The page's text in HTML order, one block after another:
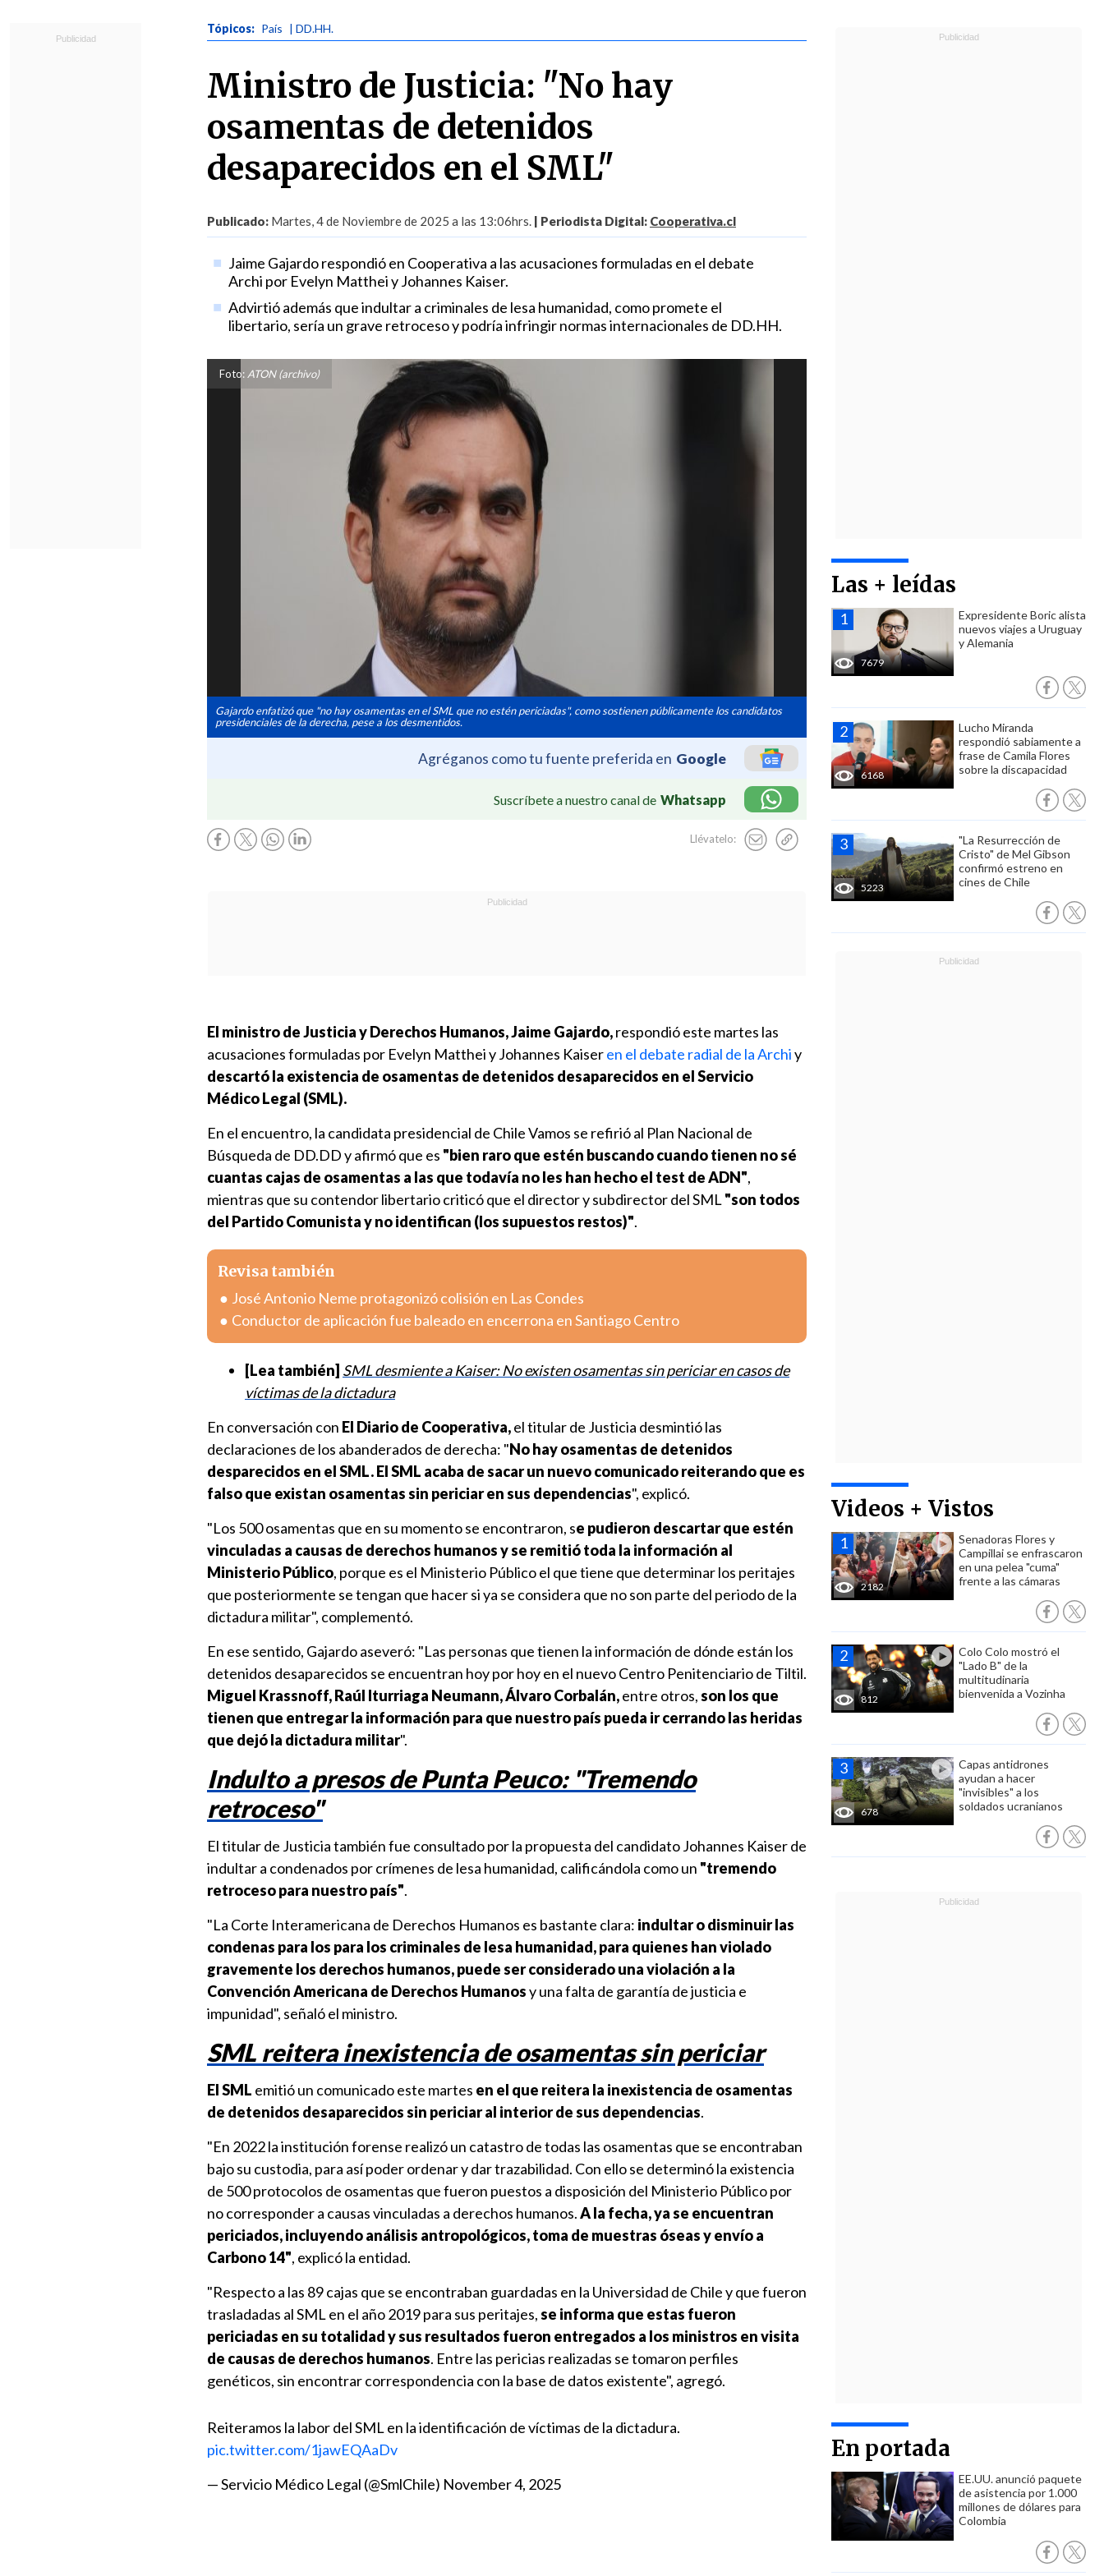
Tópicos: País | DD.HH.
Ministro de Justicia: "No hay
osamentas de detenidos
desaparecidos en el SML"
Publicado: Martes, 4 de Noviembre de 2025 a las 13:06hrs. | Periodista Digital: Cooperativa.cl
Jaime Gajardo respondió en Cooperativa a las acusaciones formuladas en el debate
Archi por Evelyn Matthei y Johannes Kaiser.
Advirtió además que indultar a criminales de lesa humanidad, como promete el
libertario, sería un grave retroceso y podría infringir normas internacionales de DD.HH.
Foto: ATON (archivo)
Gajardo enfatizó que "no hay osamentas en el SML que no estén periciadas", como sostienen públicamente los candidatos
presidenciales de la derecha, pese a los desmentidos.
Agréganos como tu fuente preferida en Google
Suscríbete a nuestro canal de Whatsapp
Llévatelo:
Las + leídas
7679
Expresidente Boric alista
nuevos viajes a Uruguay
y Alemania
6168
Lucho Miranda
respondió sabiamente a
frase de Camila Flores
sobre la discapacidad
5223
"La Resurrección de
Cristo" de Mel Gibson
confirmó estreno en
cines de Chile
Videos + Vistos
2182
Senadoras Flores y
Campillai se enfrascaron
en una pelea "cuma"
frente a las cámaras
812
Colo Colo mostró el
"Lado B" de la
multitudinaria
bienvenida a Vozinha
678
Capas antidrones
ayudan a hacer
"invisibles" a los
soldados ucranianos
En portada
EE.UU. anunció paquete
de asistencia por 1.000
millones de dólares para
Colombia
El ministro de Justicia y Derechos Humanos, Jaime Gajardo,respondió este martes las
acusaciones formuladas por Evelyn Matthei y Johannes Kaiseren el debate radial de la Archiy
descartó la existencia de osamentas de detenidos desaparecidos en el Servicio
Médico Legal (SML).
En el encuentro, la candidata presidencial de Chile Vamos se refirió al Plan Nacional de
Búsqueda de DD.DD y afirmó que es "bien raro que estén buscando cuando tienen no sé
cuantas cajas de osamentas a las que todavía no les han hecho el test de ADN",
mientras que su contendor libertario criticó que el director y subdirector del SML"son todos
del Partido Comunista y no identifican (los supuestos restos)".
Revisa también
José Antonio Neme protagonizó colisión en Las Condes
Conductor de aplicación fue baleado en encerrona en Santiago Centro
[Lea también] SML desmiente a Kaiser: No existen osamentas sin periciar en casos de
víctimas de la dictadura
En conversación con El Diario de Cooperativa,el titular de Justicia desmintió las
declaraciones de los abanderados de derecha: "No hay osamentas de detenidos
desparecidos en el SML.El SML acaba de sacar un nuevo comunicado reiterando que es
falso que existan osamentas sin periciar en sus dependencias", explicó.
"Los 500 osamentas que en su momento se encontraron, se pudieron descartar que estén
vinculadas a causas de derechos humanos y se remitió toda la información al
Ministerio Público, porque es el Ministerio Público el que tiene que determinar los peritajes
que posteriormente se tengan que hacer si ya se considera que no son parte del periodo de la
dictadura militar", complementó.
En ese sentido, Gajardo aseveró: "Las personas que tienen la información de dónde están los
detenidos desaparecidos se encuentran hoy por hoy en el nuevo Centro Penitenciario de Tiltil.
Miguel Krassnoff, Raúl Iturriaga Neumann, Álvaro Corbalán,entre otros,son los que
tienen que entregar la información para que nuestro país pueda ir cerrando las heridas
que dejó la dictadura militar".
Indulto a presos de Punta Peuco: "Tremendo
retroceso"
El titular de Justicia también fue consultado por la propuesta del candidato Johannes Kaiser de
indultar a condenados por crímenes de lesa humanidad, calificándola como un "tremendo
retroceso para nuestro país".
"La Corte Interamericana de Derechos Humanos es bastante clara: indultar o disminuir las
condenas para los para los criminales de lesa humanidad, para quienes han violado
gravemente los derechos humanos, puede ser considerado una violación a la
Convención Americana de Derechos Humanosy una falta de garantía de justicia e
impunidad", señaló el ministro.
SML reitera inexistencia de osamentas sin periciar
El SML emitió un comunicado este martes en el que reitera la inexistencia de osamentas
de detenidos desaparecidos sin periciar al interior de sus dependencias.
"En 2022 la institución forense realizó un catastro de todas las osamentas que se encontraban
bajo su custodia, para así poder ordenar y dar trazabilidad. Con ello se determinó la existencia
de 500 protocolos de osamentas que fueron puestos a disposición del Ministerio Público por
no corresponder a causas vinculadas a derechos humanos.A la fecha, ya se encuentran
periciados, incluyendo análisis antropológicos, toma de muestras óseas y envío a
Carbono 14", explicó la entidad.
"Respecto a las 89 cajas que se encontraban guardadas en la Universidad de Chile y que fueron
trasladadas al SML en el año 2019 para sus peritajes,se informa que estas fueron
periciadas en su totalidad y sus resultados fueron entregados a los ministros en visita
de causas de derechos humanos. Entre las pericias realizadas se tomaron perfiles
genéticos, sin encontrar correspondencia con la base de datos existente", agregó.
Reiteramos la labor del SML en la identificación de víctimas de la dictadura.
pic.twitter.com/1jawEQAaDv
— Servicio Médico Legal (@SmlChile) November 4, 2025